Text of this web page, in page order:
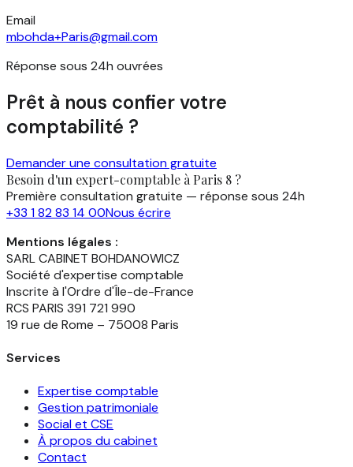
Email
mbohda+Paris@gmail.com
Réponse sous 24h ouvrées
Prêt à nous confier votre
comptabilité ?
Demander une consultation gratuite
Besoin d'un expert-comptable à Paris 8 ?
Première consultation gratuite — réponse sous 24h
+33 1 82 83 14 00Nous écrire
Mentions légales :
SARL CABINET BOHDANOWICZ
Société d'expertise comptable
Inscrite à l'Ordre d'Île-de-France
RCS PARIS 391 721 990
19 rue de Rome – 75008 Paris
Services
Expertise comptable
Gestion patrimoniale
Social et CSE
À propos du cabinet
Contact